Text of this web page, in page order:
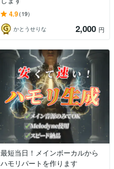
4.9(19)
かとうせりな
2,000 円
最短当日！メインボーカルから
ハモリパートを作ります